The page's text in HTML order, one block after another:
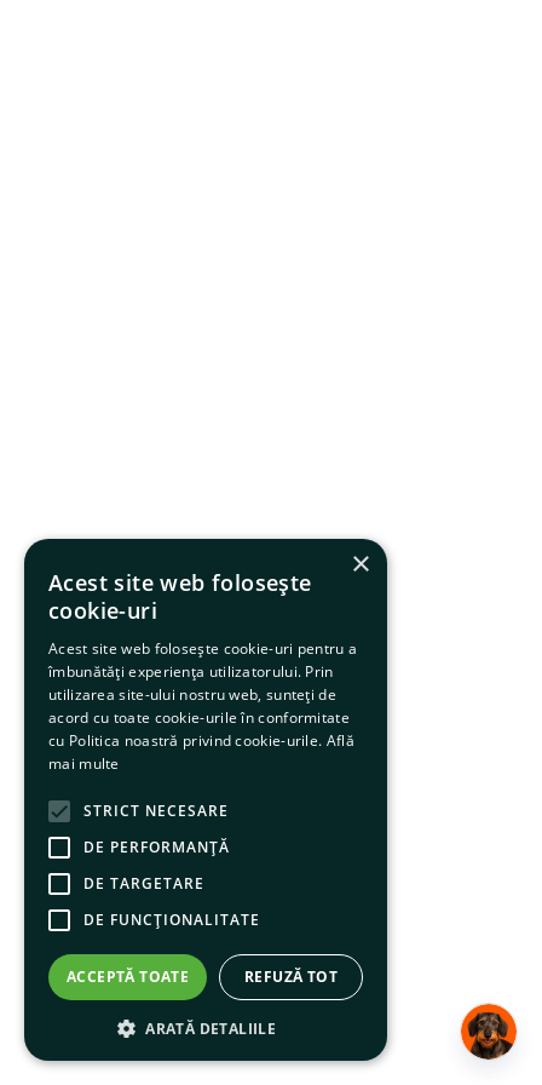
×
Acest site web folosește
cookie-uri
Acest site web folosește cookie-uri pentru a
îmbunătăți experiența utilizatorului. Prin
utilizarea site-ului nostru web, sunteți de
acord cu toate cookie-urile în conformitate
cu Politica noastră privind cookie-urile. Află
mai multe
STRICT NECESARE
DE PERFORMANȚĂ
DE TARGETARE
DE FUNCŢIONALITATE
ACCEPTĂ TOATE REFUZĂ TOT
ARATĂ DETALIILE